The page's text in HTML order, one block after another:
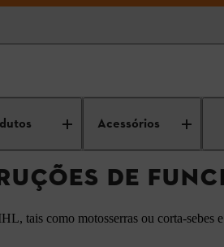
Acessórios
DE
tais como motosserras ou corta-sebes